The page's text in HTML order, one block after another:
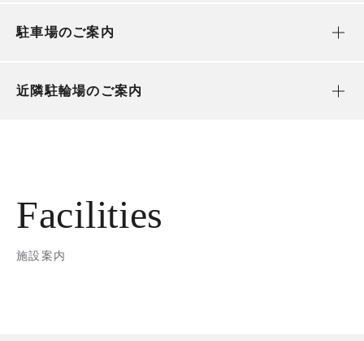
駐車場のご案内
近隣駐輪場のご案内
Facilities
施設案内